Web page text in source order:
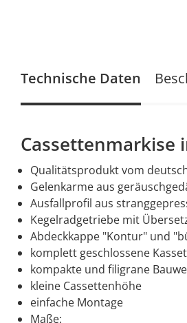
Technische Daten
Cassettenmarkise
Qualitätsprodukt vom
Gelenkarme aus
Ausfallprofil aus
Kegelradgetriebe mit
Abdeckkappe "Kontur" und
komplett geschlossene
kompakte und filigrane
kleine Cassettenhöhe
einfache Montage
Maße: